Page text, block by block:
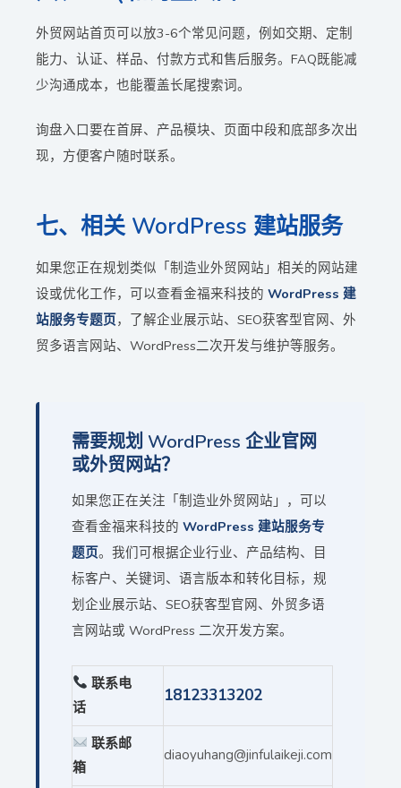
外贸网站首页可以放3-6个常见问题，例如交期、定制
能力、认证、样品、付款方式和售后服务。FAQ既能减
少沟通成本，也能覆盖长尾搜索词。
询盘入口要在首屏、产品模块、页面中段和底部多次出
现，方便客户随时联系。
七、相关 WordPress 建站服务
如果您正在规划类似「制造业外贸网站」相关的网站建
设或优化工作，可以查看金福来科技的 WordPress 建
站服务专题页，了解企业展示站、SEO获客型官网、外
贸多语言网站、WordPress二次开发与维护等服务。
需要规划 WordPress 企业官网
或外贸网站？
如果您正在关注「制造业外贸网站」，可以
查看金福来科技的 WordPress 建站服务专
题页。我们可根据企业行业、产品结构、目
标客户、关键词、语言版本和转化目标，规
划企业展示站、SEO获客型官网、外贸多语
言网站或 WordPress 二次开发方案。
联系电
话
18123313202
联系邮
箱
diaoyuhang@jinfulaikeji.com